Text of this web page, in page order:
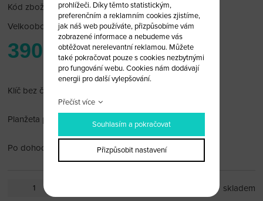
Kód zboží: HON_MOTO_05
Velkoobchodní cena:po přihlášení
390 Kč
Klíč bez čipu, červený
Planžeta pravostranná
Po dohodě vybrousíme planžetu.
skladem
prohlížeči. Díky těmto statistickým,
preferenčním a reklamním cookies zjistíme,
jak náš web používáte, přizpůsobíme vám
zobrazené informace a nebudeme vás
obtěžovat nerelevantní reklamou. Můžete
také pokračovat pouze s cookies nezbytnými
pro fungování webu. Cookies nám dodávají
energii pro další vylepšování.
Přečíst více
Souhlasím a pokračovat
Přizpůsobit nastavení